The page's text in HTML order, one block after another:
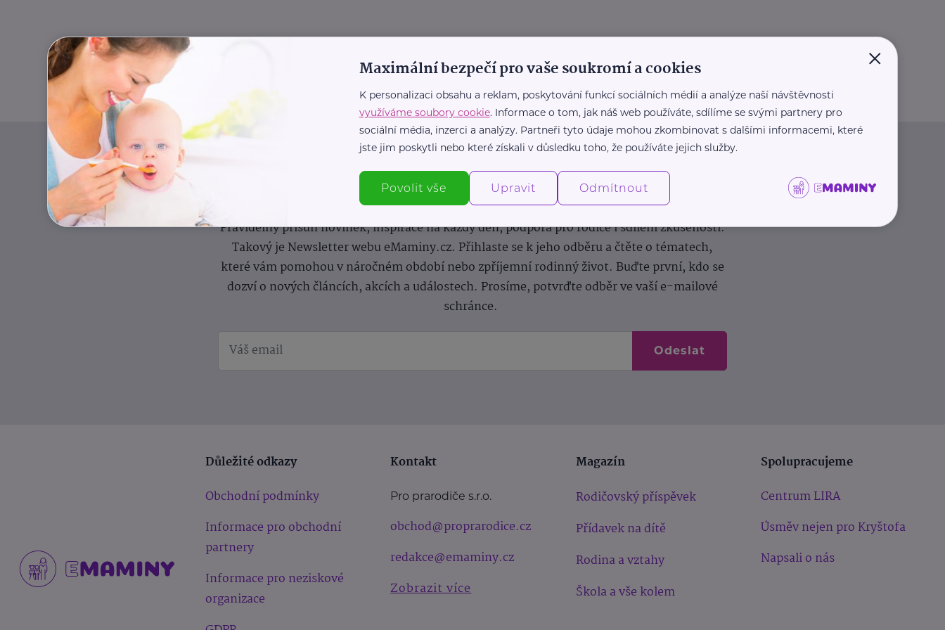
Newsletter
Pravidelný přísun novinek, inspirace na každý den, podpora pro rodiče i sdílení zkušeností.
Takový je Newsletter webu eMaminy.cz. Přihlaste se k jeho odběru a čtěte o tématech,
které vám pomohou v náročném období nebo zpříjemní rodinný život. Buďte první, kdo se
dozví o nových článcích, akcích a událostech. Prosíme, potvrďte odběr ve vaší e-mailové
schránce.
Odeslat
Důležité odkazy
Obchodní podmínky
Informace pro obchodní
partnery
Informace pro neziskové
organizace
Kontakt
Pro prarodiče s.r.o.
obchod@proprarodice.cz
redakce@emaminy.cz
Zobrazit více
Magazín
Rodičovský příspěvek
Přídavek na dítě
Rodina a vztahy
Škola a vše kolem
Spolupracujeme
Centrum LIRA
Úsměv nejen pro Kryštofa
Napsali o nás
×
Maximální bezpečí pro vaše soukromí a cookies
K personalizaci obsahu a reklam, poskytování funkcí sociálních médií a analýze naší návštěvnosti
využíváme soubory cookie. Informace o tom, jak náš web používáte, sdílíme se svými partnery pro
sociální média, inzerci a analýzy. Partneři tyto údaje mohou zkombinovat s dalšími informacemi, které
jste jim poskytli nebo které získali v důsledku toho, že používáte jejich služby.
Povolit vše Upravit Odmítnout